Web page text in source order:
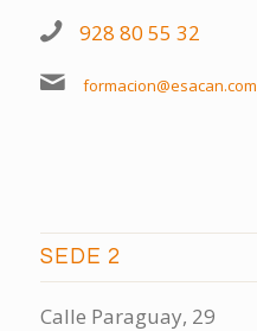
928 80 55 32
formacion@esacan.com
SEDE 2
Calle Paraguay, 29